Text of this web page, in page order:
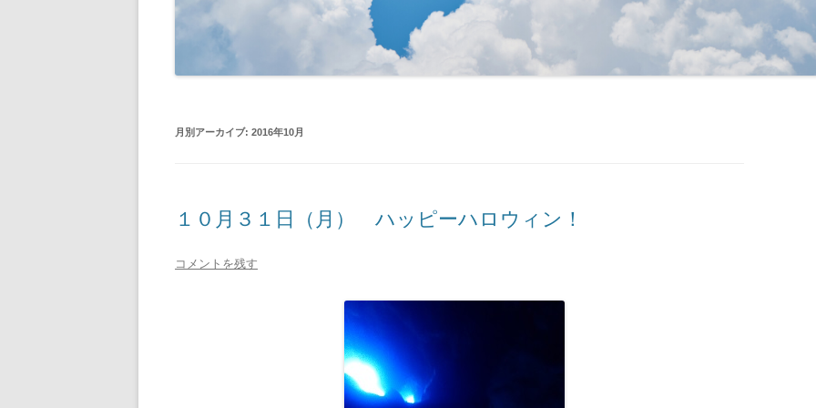
月別アーカイブ: 2016年10月
１０月３１日（月） ハッピーハロウィン！
コメントを残す